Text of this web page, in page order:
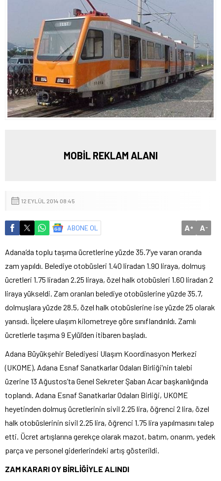
MOBİL REKLAM ALANI
12 EYLÜL 2014 08:45
ABONE OL A+ A-
Adana’da toplu taşıma ücretlerine yüzde 35.7’ye varan oranda
zam yapıldı. Belediye otobüsleri 1.40 liradan 1.90 liraya, dolmuş
ücretleri 1.75 liradan 2.25 liraya, özel halk otobüsleri 1.60 liradan 2
liraya yükseldi. Zam oranları belediye otobüslerine yüzde 35.7,
dolmuşlara yüzde 28.5, özel halk otobüslerine ise yüzde 25 olarak
yansıdı. İlçelere ulaşım kilometreye göre sınıflandırıldı. Zamlı
ücretlerle taşıma 9 Eylül’den itibaren başladı.
Adana Büyükşehir Belediyesi Ulaşım Koordinasyon Merkezi
(UKOME), Adana Esnaf Sanatkarlar Odaları Birliği’nin talebi
üzerine 13 Ağustos’ta Genel Sekreter Şaban Acar başkanlığında
toplandı. Adana Esnaf Sanatkarlar Odaları Birliği, UKOME
heyetinden dolmuş ücretlerinin sivil 2.25 lira, öğrenci 2 lira, özel
halk otobüslerinin sivil 2.25 lira, öğrenci 1.75 lira yapılmasını talep
etti. Ücret artışlarına gerekçe olarak mazot, batım, onarım, yedek
parça ve personel giderlerindeki artış gösterildi.
ZAM KARARI OY BİRLİĞİYLE ALINDI